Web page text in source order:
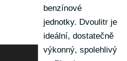
benzínové
jednotky. Dvoulitr je
ideální, dostatečně
výkonný, spolehlivý